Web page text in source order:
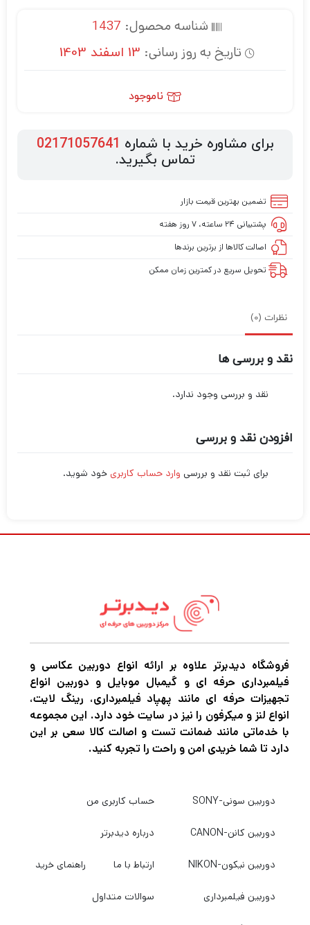
شناسه محصول: 1437
تاریخ به روز رسانی: 13 اسفند 1403
ناموجود
برای مشاوره خرید با شماره 02171057641
تماس بگیرید.
تضمین بهترین قیمت بازار
پشتیبانی ۲۴ ساعته، ۷ روز هفته
اصالت کالاها از برترین برندها
تحویل سریع در کمترین زمان ممکن
نظرات (0)
نقد و بررسی ها
نقد و بررسی وجود ندارد.
افزودن نقد و بررسی
برای ثبت نقد و بررسی وارد حساب کاربری خود شوید.
فروشگاه دیدبرتر علاوه بر ارائه انواع دوربین عکاسی و
فیلمبرداری حرفه ای و گیمبال موبایل و دوربین انواع
تجهیزات حرفه ای مانند پهپاد فیلمبرداری، رینگ لایت،
انواع لنز و میکرفون را نیز در سایت خود دارد. این مجموعه
با خدماتی مانند ضمانت تست و اصالت کالا سعی بر این
دارد تا شما خریدی امن و راحت را تجربه کنید.
دوربین سونی-SONY
دوربین کانن-CANON
دوربین نیکون-NIKON
دوربین فیلمبرداری
حساب کاربری من
درباره دیدبرتر
ارتباط با ما راهنمای خرید
سوالات متداول